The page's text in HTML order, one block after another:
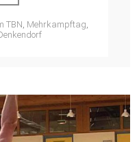
TBN, Mehrkampftag,